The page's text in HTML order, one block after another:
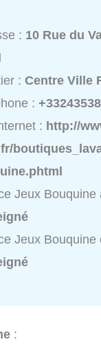
: 10 Rue du
:Centre Ville
:
: http://
Jeux Bouquine
Jeux Bouquine
: